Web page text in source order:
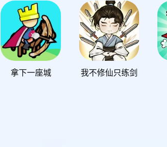
拿下一座城 我不修仙只练剑